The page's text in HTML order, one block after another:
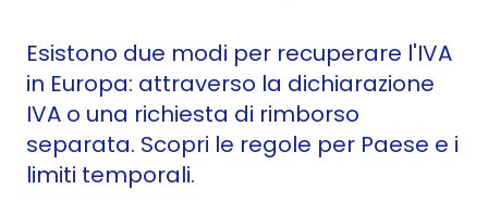
Esistono due modi per recuperare l'IVA
in Europa: attraverso la dichiarazione
IVA o una richiesta di rimborso
separata. Scopri le regole per Paese e i
limiti temporali.